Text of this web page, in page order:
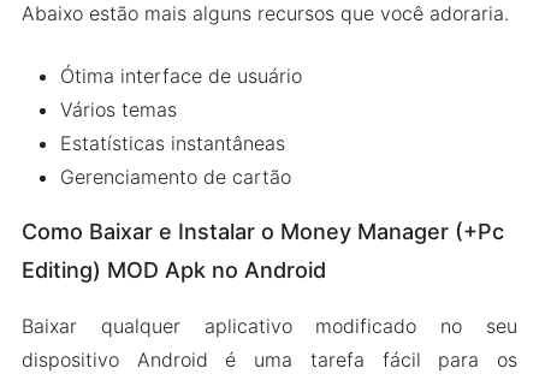
Abaixo estão mais alguns recursos que você adoraria.
Ótima interface de usuário
Vários temas
Estatísticas instantâneas
Gerenciamento de cartão
Como Baixar e Instalar o Money Manager (+Pc
Editing) MOD Apk no Android
Baixar qualquer aplicativo modificado no seu
dispositivo Android é uma tarefa fácil para os